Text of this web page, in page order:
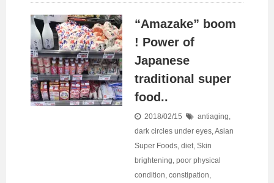
“Amazake” boom
! Power of
Japanese
traditional super
food..
2018/02/15 antiaging,
dark circles under eyes,Asian
Super Foods, diet, Skin
brightening, poor physical
condition, constipation,